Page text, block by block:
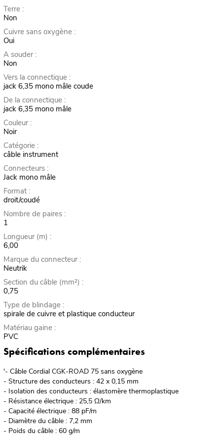
Terre :
Non
Cuivre sans oxygène :
Oui
A souder :
Non
Vers la connectique :
jack 6,35 mono mâle coude
De la connectique :
jack 6,35 mono mâle
Couleur :
Noir
Catégorie :
câble instrument
Connecteurs :
Jack mono mâle
Format :
droit/coudé
Nombre de paires :
1
Longueur (m) :
6,00
Marque du connecteur :
Neutrik
Section du câble (mm²) :
0,75
Type de blindage :
spirale de cuivre et plastique conducteur
Matériau gaine :
PVC
Spécifications complémentaires
'- Câble Cordial CGK-ROAD 75 sans oxygène
- Structure des conducteurs : 42 x 0,15 mm
- Isolation des conducteurs : élastomère thermoplastique
- Résistance électrique : 25,5 Ω/km
- Capacité électrique : 88 pF/m
- Diamètre du câble : 7,2 mm
- Poids du câble : 60 g/m